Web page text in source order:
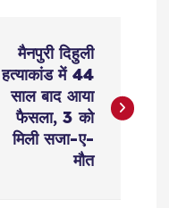
मैनपुरी दिहुली
हत्याकांड में 44
साल बाद आया
फैसला, 3 को
मिली सजा-ए-
मौत